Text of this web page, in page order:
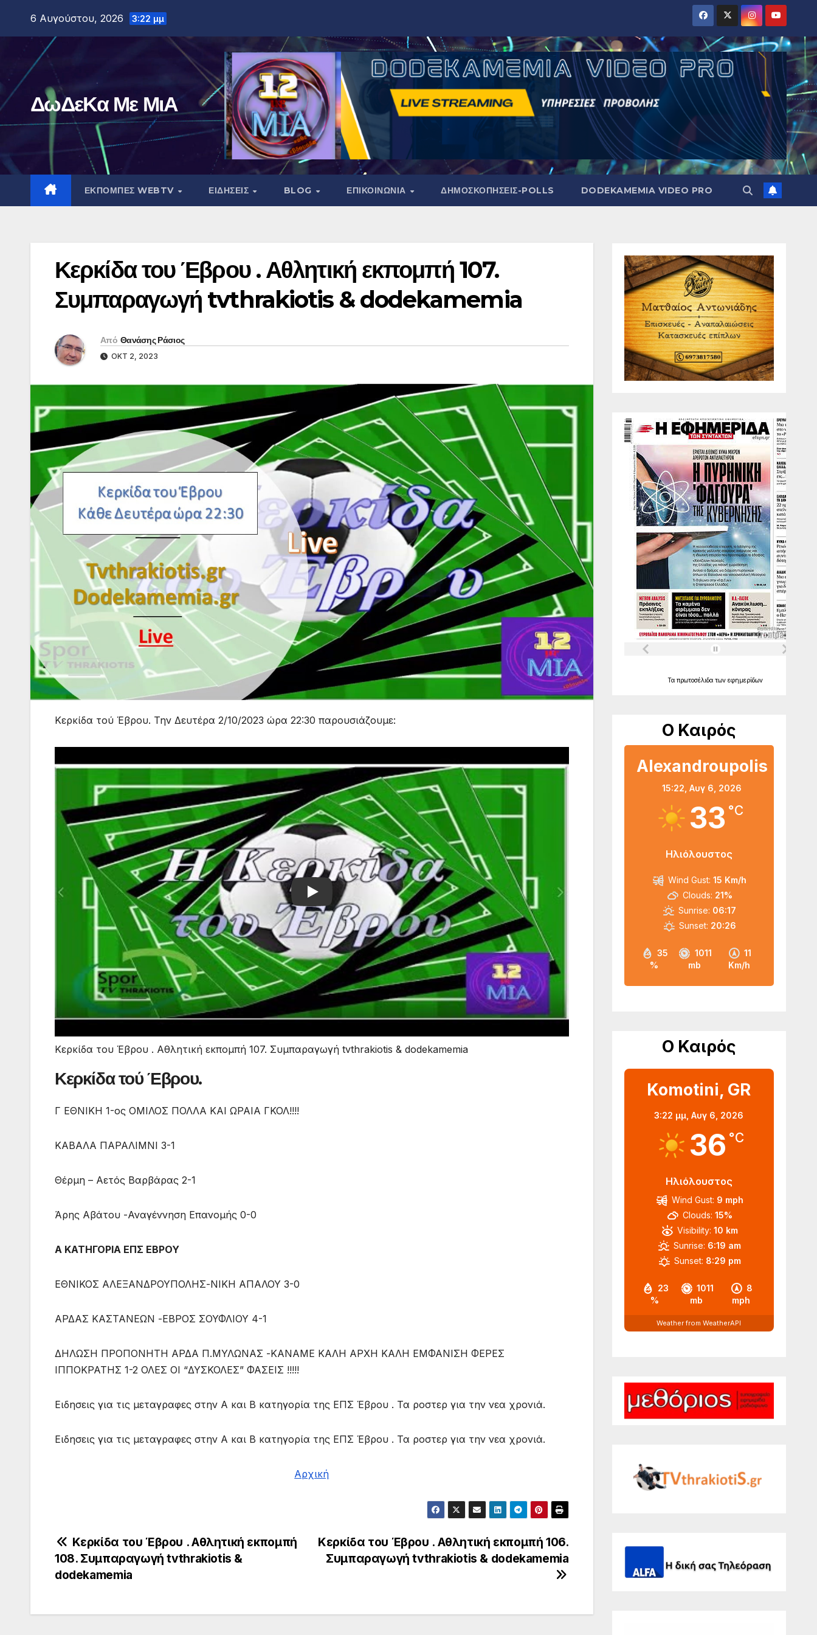
περιεχόμενο
6 Αυγούστου, 2026 3:22 μμ
ΔωΔεΚα Με ΜιΑ
ΕΚΠΟΜΠΕΣ WEBTV ΕΙΔΗΣΕΙΣ BLOG ΕΠΙΚΟΙΝΩΝΙΑ ΔΗΜΟΣΚΟΠΉΣΕΙΣ-POLLS DODEKAMEMIA VIDEO PRO
Κερκίδα του Έβρου . Αθλητική εκπομπή 107.
Συμπαραγωγή tvthrakiotis & dodekamemia
Από Θανάσης Ράσιος
ΟΚΤ 2, 2023
Κερκίδα τού Έβρου. Την Δευτέρα 2/10/2023 ώρα 22:30 παρουσιάζουμε:
Play
Κερκίδα του Έβρου . Αθλητική εκπομπή 107. Συμπαραγωγή tvthrakiotis & dodekamemia
Κερκίδα τού Έβρου.
Γ ΕΘΝΙΚΗ 1-ος ΟΜΙΛΟΣ ΠΟΛΛΑ ΚΑΙ ΩΡΑΙΑ ΓΚΟΛ!!!!
ΚΑΒΑΛΑ ΠΑΡΑΛΙΜΝΙ 3-1
Θέρμη – Αετός Βαρβάρας 2-1
Άρης Αβάτου -Αναγέννηση Επανομής 0-0
Α ΚΑΤΗΓΟΡΙΑ ΕΠΣ ΕΒΡΟΥ
ΕΘΝΙΚΟΣ ΑΛΕΞΑΝΔΡΟΥΠΟΛΗΣ-ΝΙΚΗ ΑΠΑΛΟΥ 3-0
ΑΡΔΑΣ ΚΑΣΤΑΝΕΩΝ -ΕΒΡΟΣ ΣΟΥΦΛΙΟΥ 4-1
ΔΗΛΩΣΗ ΠΡΟΠΟΝΗΤΗ ΑΡΔΑ Π.ΜΥΛΩΝΑΣ -ΚΑΝΑΜΕ ΚΑΛΗ ΑΡΧΗ ΚΑΛΗ ΕΜΦΑΝΙΣΗ ΦΕΡΕΣ
ΙΠΠΟΚΡΑΤΗΣ 1-2 ΟΛΕΣ ΟΙ “ΔΥΣΚΟΛΕΣ” ΦΑΣΕΙΣ !!!!!
Ειδησεις για τις μεταγραφες στην Α και Β κατηγορία της ΕΠΣ Έβρου . Τα ροστερ για την νεα χρονιά.
Ειδησεις για τις μεταγραφες στην Α και Β κατηγορία της ΕΠΣ Έβρου . Τα ροστερ για την νεα χρονιά.
Αρχική
Πλοήγηση
άρθρων
Κερκίδα του Έβρου . Αθλητική εκπομπή 106.
Συμπαραγωγή tvthrakiotis & dodekamemia
Κερκίδα του Έβρου . Αθλητική εκπομπή
108. Συμπαραγωγή tvthrakiotis &
dodekamemia
Τα πρωτοσέλιδα των εφημερίδων
Ο Καιρός
Alexandroupolis
15:22, Αυγ 6, 2026
33 °C
Ηλιόλουστος
35
%
1011
mb
11
Km/h
Wind Gust: 15 Km/h
Clouds: 21%
Sunrise: 06:17
Sunset: 20:26
Ο Καιρός
Komotini, GR
3:22 μμ,Αυγ 6, 2026
36 °C
Ηλιόλουστος
23
%
1011
mb
8
mph
Wind Gust: 9 mph
Clouds: 15%
Visibility: 10 km
Sunrise: 6:19 am
Sunset: 8:29 pm
Weather from WeatherAPI